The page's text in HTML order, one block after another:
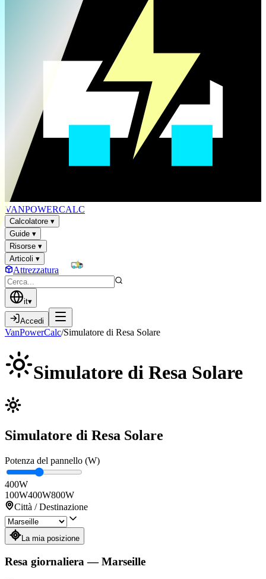
VANPOWERCALC
Calcolatore ▾
Guide ▾
Risorse ▾
Articoli ▾
Attrezzatura
it▾
Accedi
VanPowerCalc/Simulatore di Resa Solare
Simulatore di Resa Solare
Simulatore di Resa Solare
Potenza del pannello (W)
400W
100W400W800W
Città / Destinazione
La mia posizione
Resa giornaliera—Marseille